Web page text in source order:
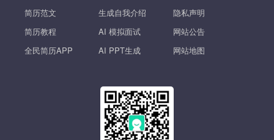
简历范文
简历教程
全民简历APP
生成自我介绍
AI 模拟面试
AI PPT生成
隐私声明
网站公告
网站地图